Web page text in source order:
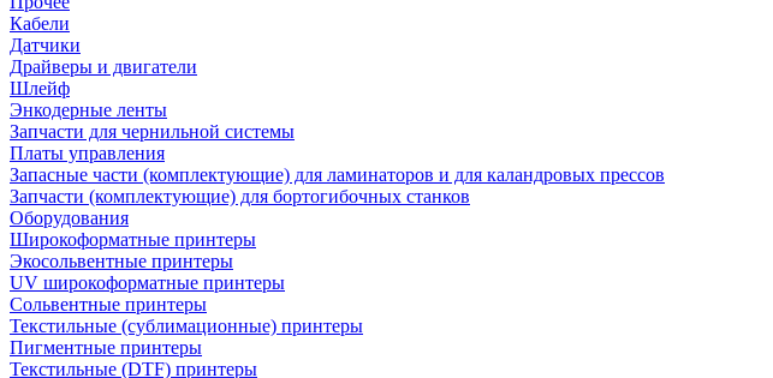
Кабели
Датчики
Драйверы и двигатели
Шлейф
Энкодерные ленты
Запчасти для чернильной системы
Платы управления
Запасные части (комплектующие) для ламинаторов и для каландровых прессов
Запчасти (комплектующие) для бортогибочных станков
Оборудования
Широкоформатные принтеры
Экосольвентные принтеры
UV широкоформатные принтеры
Сольвентные принтеры
Текстильные (сублимационные) принтеры
Пигментные принтеры
Текстильные (DTF) принтеры